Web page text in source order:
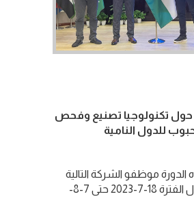
حول تكنولوجيا تصنيع وفحص
للدول النامية
موظفو الشركة التالية
أسماؤهم خلال الفترة 18-7-2023 حتى 7-8-